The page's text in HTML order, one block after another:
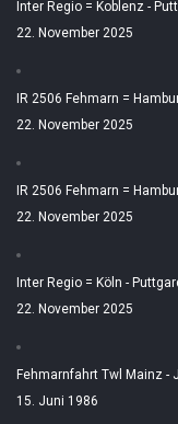
Inter Regio = Koblenz -
22. November 2025
IR 2506 Fehmarn =
22. November 2025
IR 2506 Fehmarn =
22. November 2025
Inter Regio = Köln -
22. November 2025
Fehmarnfahrt Twl Mainz -
15. Juni 1986